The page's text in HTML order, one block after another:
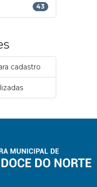
43
cadastro